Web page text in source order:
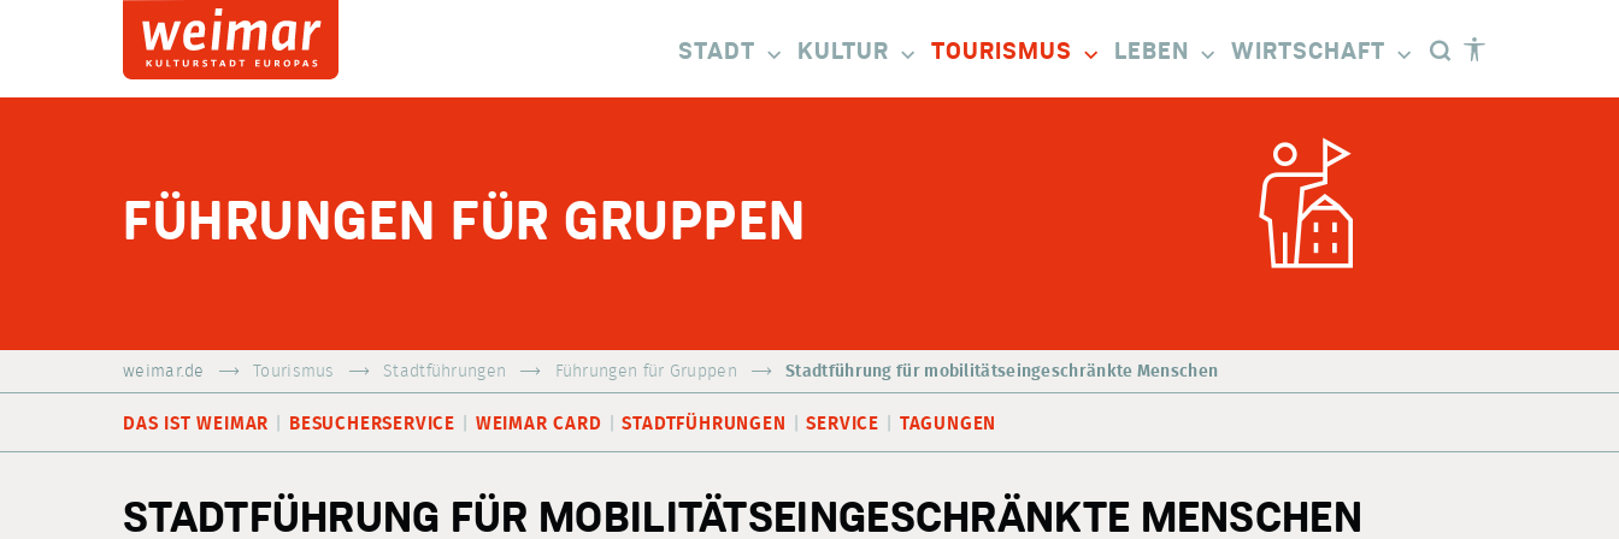
STADT KULTUR TOURISMUS LEBEN WIRTSCHAFT
FÜHRUNGEN FÜR GRUPPEN
weimar.de Tourismus Stadtführungen Führungen für Gruppen Stadtführung für mobilitätseingeschränkte Menschen
DAS IST WEIMAR BESUCHERSERVICE WEIMAR CARD STADTFÜHRUNGEN SERVICE TAGUNGEN
STADTFÜHRUNG FÜR MOBILITÄTSEINGESCHRÄNKTE MENSCHEN